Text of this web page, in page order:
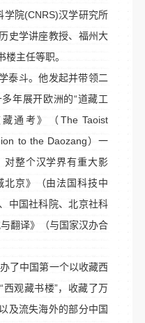
学院(CNRS)汉学研究所
史学讲座教授、福州大
主任等职。
泰斗。他发起并带领二
年展开欧洲的“道藏工
通考》（The Taoist
to the Daozang）一
对整个汉学界有重大影
北京》（由法国科技中
中国社科院、北京社科
翻译》（与国家汉办合
了中国第一个以收藏西
观藏书楼”，收藏了万
及流失海外的部分中国